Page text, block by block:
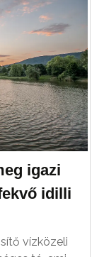
igazi
idilli
vízközeli